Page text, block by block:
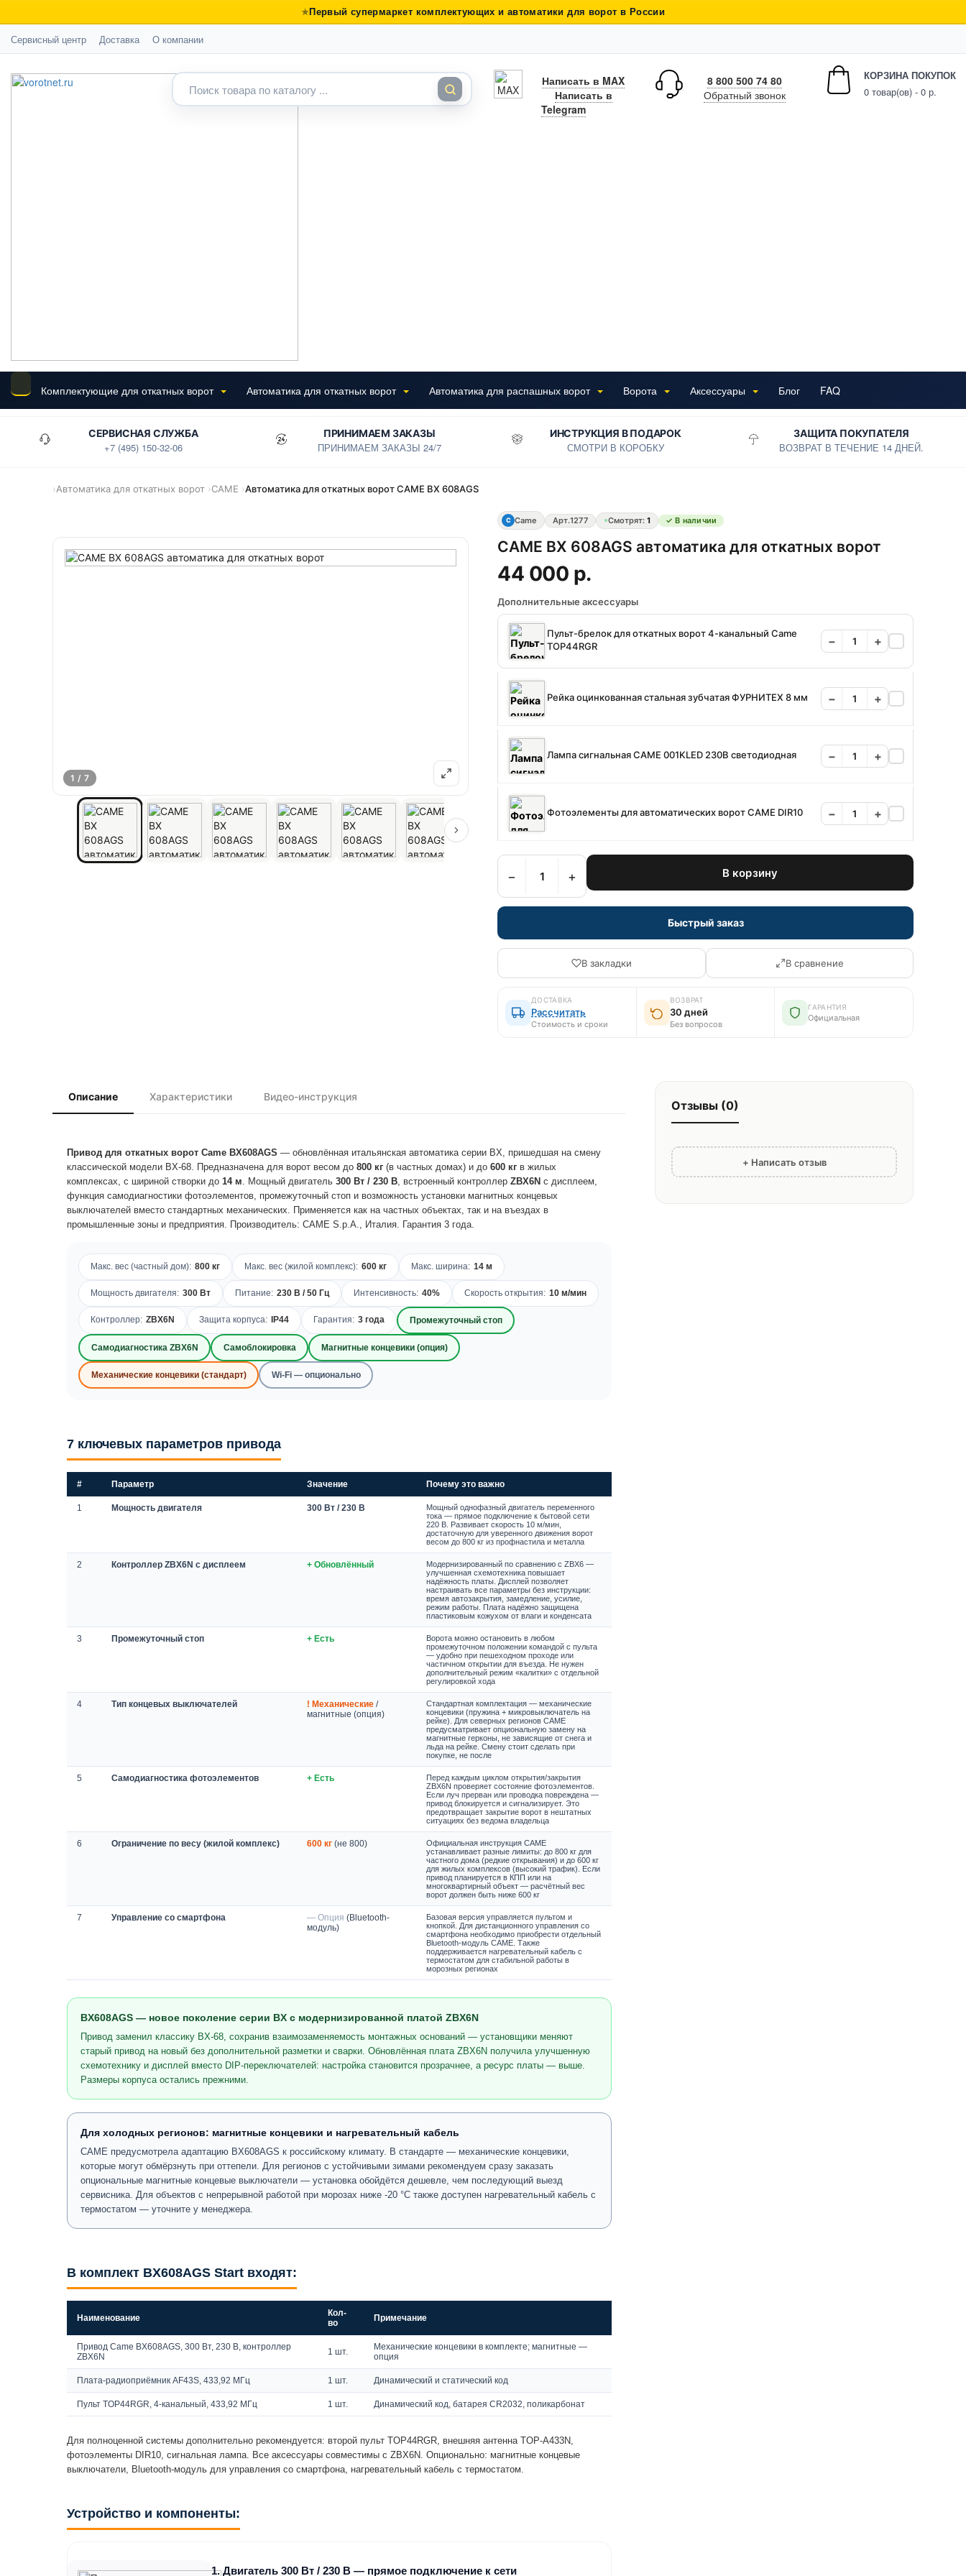
Первый супермаркет комплектующих и автоматики для ворот в России
Сервисный центр Доставка О компании
Написать в MAX
Написать в
Telegram
8 800 500 74 80
Обратный звонок
КОРЗИНА ПОКУПОК
0 товар(ов) - 0 р.
Комплектующие для откатных ворот Автоматика для откатных ворот Автоматика для распашных ворот Ворота Аксессуары Блог FAQ
СЕРВИСНАЯ СЛУЖБА
+7 (495) 150-32-06
ПРИНИМАЕМ ЗАКАЗЫ
ПРИНИМАЕМ ЗАКАЗЫ 24/7
ИНСТРУКЦИЯ В ПОДАРОК
СМОТРИ В КОРОБКУ
ЗАЩИТА ПОКУПАТЕЛЯ
ВОЗВРАТ В ТЕЧЕНИЕ 14 ДНЕЙ.
›Автоматика для откатных ворот ›CAME ›Автоматика для откатных ворот CAME BX 608AGS
1 / 7
C Came Арт.1277 Смотрят: 1 ✓ В наличии
CAME BX 608AGS автоматика для откатных ворот
44 000 р.
Дополнительные аксессуары
Пульт-брелок для откатных ворот 4-канальный Came
TOP44RGR
− +
Рейка оцинкованная стальная зубчатая ФУРНИТЕХ 8 мм − +
Лампа сигнальная CAME 001KLED 230B светодиодная − +
Фотоэлементы для автоматических ворот CAME DIR10 − +
− + В корзину
Быстрый заказ
В закладки В сравнение
ДОСТАВКА
Рассчитать
Стоимость и сроки
ВОЗВРАТ
30 дней
Без вопросов
ГАРАНТИЯ
Официальная
Описание Характеристики Видео-инструкция
Привод для откатных ворот Came BX608AGS — обновлённая итальянская автоматика серии BX, пришедшая на смену
классической модели BX-68. Предназначена для ворот весом до 800 кг (в частных домах) и до 600 кг в жилых
комплексах, с шириной створки до 14 м. Мощный двигатель 300 Вт / 230 В, встроенный контроллер ZBX6N с дисплеем,
функция самодиагностики фотоэлементов, промежуточный стоп и возможность установки магнитных концевых
выключателей вместо стандартных механических. Применяется как на частных объектах, так и на въездах в
промышленные зоны и предприятия. Производитель: CAME S.p.A., Италия. Гарантия 3 года.
Макс. вес (частный дом): 800 кг Макс. вес (жилой комплекс): 600 кг Макс. ширина: 14 м
Мощность двигателя: 300 Вт Питание: 230 В / 50 Гц Интенсивность: 40% Скорость открытия: 10 м/мин
Контроллер: ZBX6N Защита корпуса: IP44 Гарантия: 3 года Промежуточный стоп
Самодиагностика ZBX6N Самоблокировка Магнитные концевики (опция)
Механические концевики (стандарт) Wi-Fi — опционально
7 ключевых параметров привода
# Параметр Значение Почему это важно
1 Мощность двигателя 300 Вт / 230 В
Мощный однофазный двигатель переменного
тока — прямое подключение к бытовой сети
220 В. Развивает скорость 10 м/мин,
достаточную для уверенного движения ворот
весом до 800 кг из профнастила и металла
2 Контроллер ZBX6N с дисплеем + Обновлённый
Модернизированный по сравнению с ZBX6 —
улучшенная схемотехника повышает
надёжность платы. Дисплей позволяет
настраивать все параметры без инструкции:
время автозакрытия, замедление, усилие,
режим работы. Плата надёжно защищена
пластиковым кожухом от влаги и конденсата
3 Промежуточный стоп + Есть
Ворота можно остановить в любом
промежуточном положении командой с пульта
— удобно при пешеходном проходе или
частичном открытии для въезда. Не нужен
дополнительный режим «калитки» с отдельной
регулировкой хода
4 Тип концевых выключателей ! Механические /
магнитные (опция)
Стандартная комплектация — механические
концевики (пружина + микровыключатель на
рейке). Для северных регионов CAME
предусматривает опциональную замену на
магнитные герконы, не зависящие от снега и
льда на рейке. Смену стоит сделать при
покупке, не после
5 Самодиагностика фотоэлементов + Есть
Перед каждым циклом открытия/закрытия
ZBX6N проверяет состояние фотоэлементов.
Если луч прерван или проводка повреждена —
привод блокируется и сигнализирует. Это
предотвращает закрытие ворот в нештатных
ситуациях без ведома владельца
6 Ограничение по весу (жилой комплекс) 600 кг (не 800)
Официальная инструкция CAME
устанавливает разные лимиты: до 800 кг для
частного дома (редкие открывания) и до 600 кг
для жилых комплексов (высокий трафик). Если
привод планируется в КПП или на
многоквартирный объект — расчётный вес
ворот должен быть ниже 600 кг
7 Управление со смартфона — Опция (Bluetooth-
модуль)
Базовая версия управляется пультом и
кнопкой. Для дистанционного управления со
смартфона необходимо приобрести отдельный
Bluetooth-модуль CAME. Также
поддерживается нагревательный кабель с
термостатом для стабильной работы в
морозных регионах
BX608AGS — новое поколение серии BX с модернизированной платой ZBX6N
Привод заменил классику BX-68, сохранив взаимозаменяемость монтажных оснований — установщики меняют
старый привод на новый без дополнительной разметки и сварки. Обновлённая плата ZBX6N получила улучшенную
схемотехнику и дисплей вместо DIP-переключателей: настройка становится прозрачнее, а ресурс платы — выше.
Размеры корпуса остались прежними.
Для холодных регионов: магнитные концевики и нагревательный кабель
CAME предусмотрела адаптацию BX608AGS к российскому климату. В стандарте — механические концевики,
которые могут обмёрзнуть при оттепели. Для регионов с устойчивыми зимами рекомендуем сразу заказать
опциональные магнитные концевые выключатели — установка обойдётся дешевле, чем последующий выезд
сервисника. Для объектов с непрерывной работой при морозах ниже -20 °C также доступен нагревательный кабель с
термостатом — уточните у менеджера.
В комплект BX608AGS Start входят:
Наименование
Кол-
во
Примечание
Привод Came BX608AGS, 300 Вт, 230 В, контроллер
ZBX6N
1 шт.
Механические концевики в комплекте; магнитные —
опция
Плата-радиоприёмник AF43S, 433,92 МГц 1 шт. Динамический и статический код
Пульт TOP44RGR, 4-канальный, 433,92 МГц 1 шт. Динамический код, батарея CR2032, поликарбонат
Для полноценной системы дополнительно рекомендуется: второй пульт TOP44RGR, внешняя антенна TOP-A433N,
фотоэлементы DIR10, сигнальная лампа. Все аксессуары совместимы с ZBX6N. Опционально: магнитные концевые
выключатели, Bluetooth-модуль для управления со смартфона, нагревательный кабель с термостатом.
Устройство и компоненты:
1. Двигатель 300 Вт / 230 В — прямое подключение к сети
Отзывы (0)
+ Написать отзыв